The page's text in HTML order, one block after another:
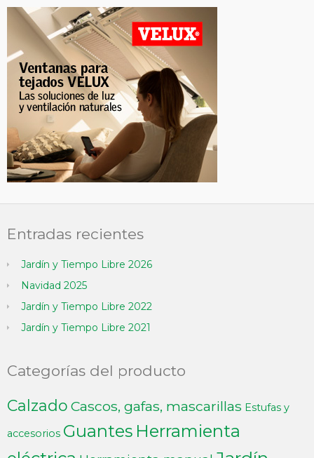
Entradas recientes
Jardín y Tiempo Libre 2026
Navidad 2025
Jardín y Tiempo Libre 2022
Jardín y Tiempo Libre 2021
Categorías del producto
Calzado Cascos, gafas, mascarillas Estufas y
accesorios Guantes Herramienta